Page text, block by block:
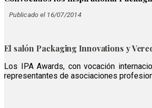
Publicado el 16/07/2014
El salón Packaging Innovations y
Los IPA Awards, con vocación
representantes de asociaciones